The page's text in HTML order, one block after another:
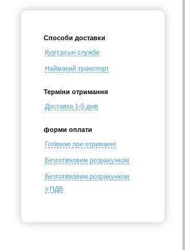
Способи доставки
Кур'єрські служби
Найманий транспорт
Терміни отримання
Доставка 1-5 днів
форми оплати
Готівкою при отриманні
Безготівковим розрахунком
Безготівковим розрахунком
з ПДВ